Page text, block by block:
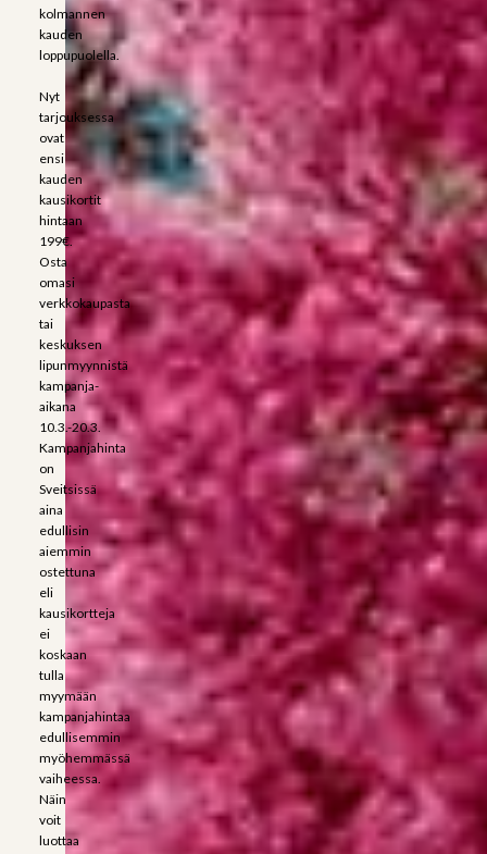
kolmannen
kauden
loppupuolella.
Nyt
tarjouksessa
ovat
ensi
kauden
kausikortit
hintaan
199€.
Osta
omasi
verkkokaupasta
tai
keskuksen
lipunmyynnistä
kampanja-
aikana
10.3.-20.3.
Kampanjahinta
on
Sveitsissä
aina
edullisin
aiemmin
ostettuna
eli
kausikortteja
ei
koskaan
tulla
myymään
kampanjahintaa
edullisemmin
myöhemmässä
vaiheessa.
Näin
voit
luottaa